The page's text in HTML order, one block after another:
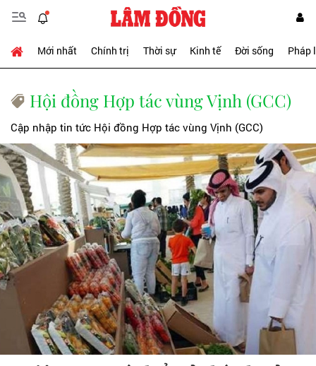
Mới nhất Chính trị Thời sự Kinh tế Đời sống Pháp
Hội đồng Hợp tác vùng Vịnh (GCC)
Cập nhập tin tức Hội đồng Hợp tác vùng Vịnh (GCC)